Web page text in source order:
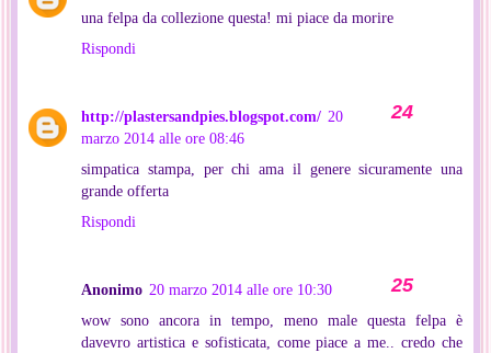
una felpa da collezione questa! mi piace da morire
Rispondi
http://plastersandpies.blogspot.com/ 20
marzo 2014 alle ore 08:46
simpatica stampa, per chi ama il genere sicuramente una
grande offerta
Rispondi
Anonimo 20 marzo 2014 alle ore 10:30
wow sono ancora in tempo, meno male questa felpa è
davevro artistica e sofisticata, come piace a me.. credo che